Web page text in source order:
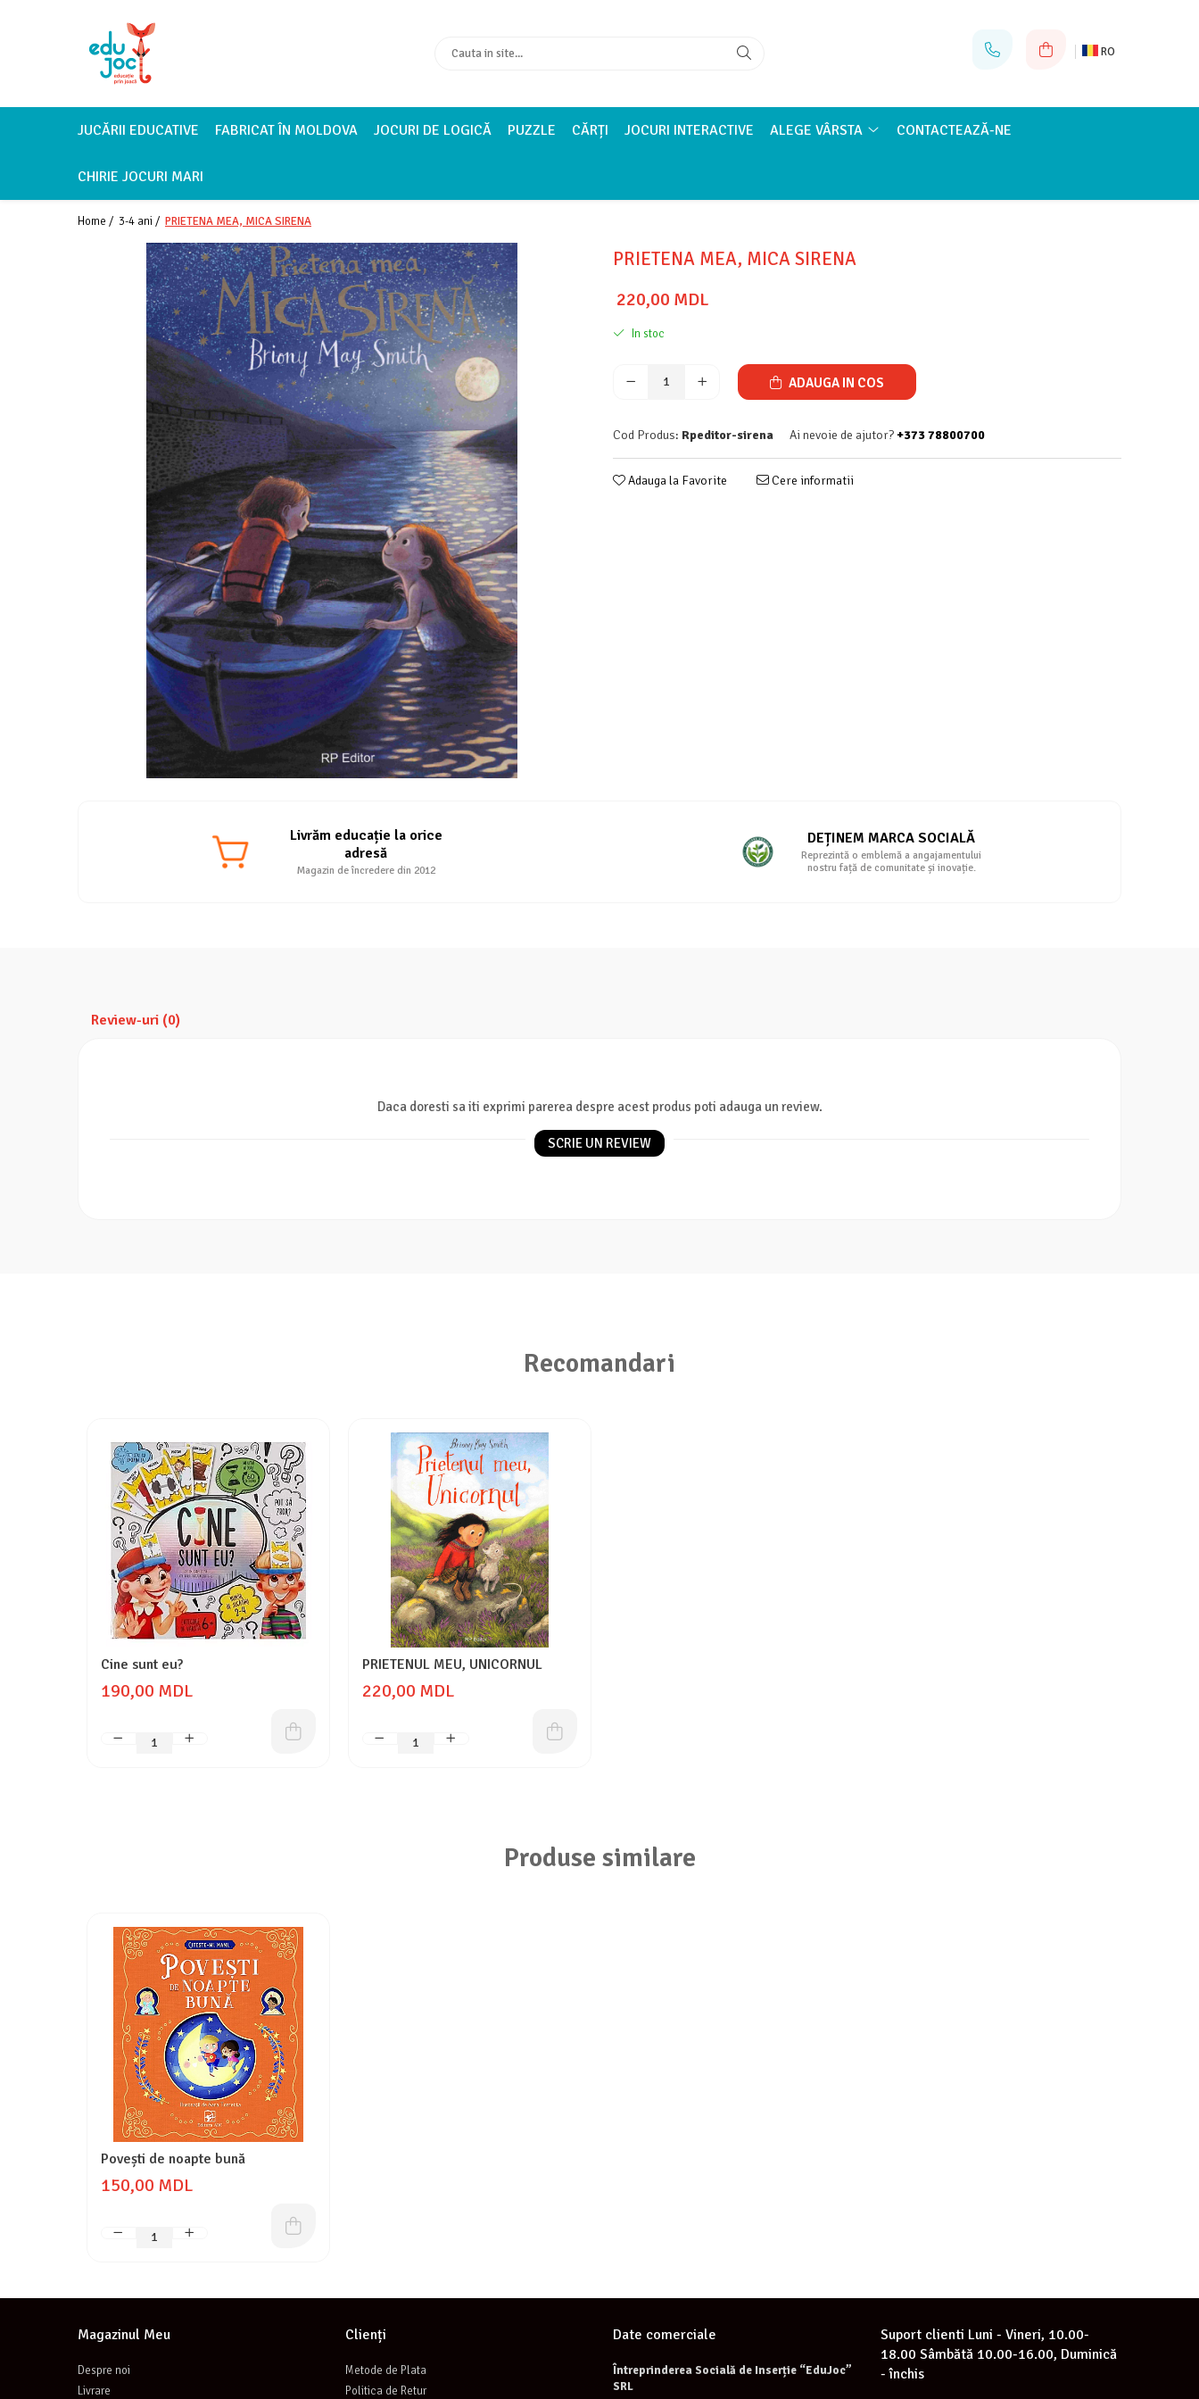
Alege Vârsta RO
JUCĂRII EDUCATIVE FABRICAT ÎN MOLDOVA JOCURI DE LOGICĂ PUZZLE CĂRȚI JOCURI INTERACTIVE ALEGE VÂRSTA CONTACTEAZĂ-NE
CHIRIE JOCURI MARI
Home / 3-4 ani / PRIETENA MEA, MICA SIRENA
PRIETENA MEA, MICA SIRENA
220,00 MDL
In stoc
ADAUGA IN COS
Cod Produs: Rpeditor-sirena Ai nevoie de ajutor?+373 78800700
Adauga la Favorite Cere informatii
Livrăm educație la orice
adresă
Magazin de încredere din 2012
DEȚINEM MARCA SOCIALĂ
Reprezintă o emblemă a angajamentului
nostru față de comunitate și inovație.
Review-uri (0)
Daca doresti sa iti exprimi parerea despre acest produs poti adauga un review.
SCRIE UN REVIEW
Recomandari
Cine sunt eu?
190,00 MDL
PRIETENUL MEU, UNICORNUL
220,00 MDL
Produse similare
Povești de noapte bună
150,00 MDL
Magazinul Meu
Despre noi
Livrare
Clienți
Metode de Plata
Politica de Retur
Date comerciale
Întreprinderea Socială de Inserție “EduJoc”
SRL
Suport clienti Luni - Vineri, 10.00-
18.00 Sâmbătă 10.00-16.00, Duminică
- închis